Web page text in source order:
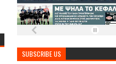
SUBSCRIBE US